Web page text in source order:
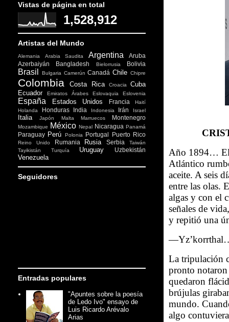
Año 1894…
Atlántico
aceite. A seis
entre las olas.
algas y con el
señales de
y repitió una
La tripulación
pronto notaron
quedaron
brújulas
mundo.
algo
Vistas de página en total
1,528,912
Artistas del Mundo
Alemania Arabia Saudita Argentina
Aruba
Azerbaiyán
Bangladesh Bielorrusia Bolivia
Brasil Bulgaria Camerún Canadá Chile Chipre
Colombia Costa Rica Croacia
Cuba
Ecuador
Emiratos Árabes Eslovaquia Eslovenia
España Estados Unidos Francia
Haití
Holanda
Honduras India Indonesia Irán Israel
Italia Japón Malta Marruecos Montenegro
Mozambique México Nepal Nicaragua Panamá
Paraguay Perú Polonia Portugal Puerto Rico
Reino Unido Rumania Rusia Serbia
Taiwán
Tayikistán
Turquía Uruguay Uzbekistán
Venezuela
Seguidores
Entradas populares
"Apuntes sobre la poesía
de Ledo Ivo" ensayo de
Luis Ricardo Arévalo
Arias